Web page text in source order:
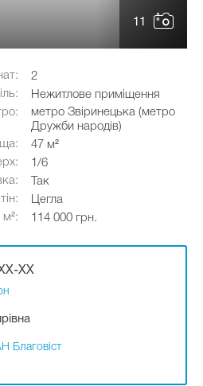
11
2
Нежитлове приміщення
метро Звіринецька (метро
Дружби народів)
47 м²
1/6
Так
Цегла
м²:
114 000 грн.
XX
Благовіст